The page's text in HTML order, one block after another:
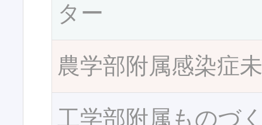
ター
農学部附属感染症
工学部附属ものづ